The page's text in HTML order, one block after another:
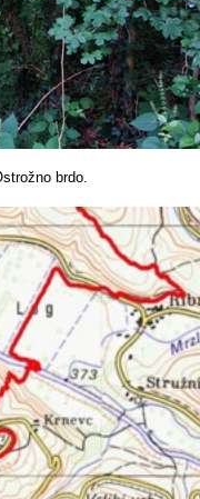
brdo.